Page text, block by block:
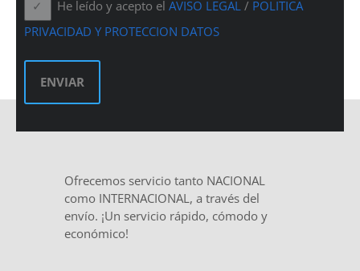
He leído y acepto elAVISO LEGAL / POLITICA
PRIVACIDAD Y PROTECCION DATOS
Ofrecemos servicio tanto NACIONAL
como INTERNACIONAL, a través del
envío. ¡Un servicio rápido, cómodo y
económico!